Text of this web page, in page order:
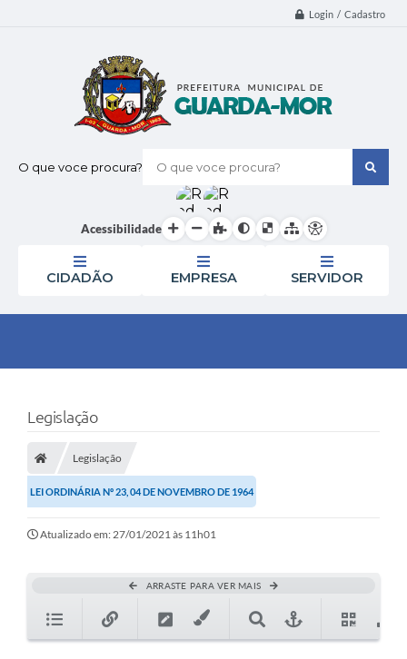
Login / Cadastro
O que voce procura?
Acessibilidade
CIDADÃO EMPRESA SERVIDOR
Legislação
Legislação
LEI ORDINÁRIA Nº 23, 04 DE NOVEMBRO DE 1964
Atualizado em: 27/01/2021 às 11h01
ARRASTE PARA VER MAIS